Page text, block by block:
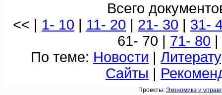
Всего
<< | 1- 10 | 11- 20 | 21- 30 | 31-
61- 70 | 71- 80 |
По теме: Новости |
Сайты |
Проекты: Экономика и